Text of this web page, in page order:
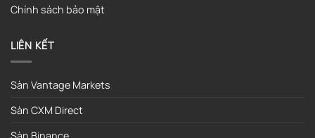
Chính sách bảo mật
LIÊN KẾT
Sàn Vantage Markets
Sàn CXM Direct